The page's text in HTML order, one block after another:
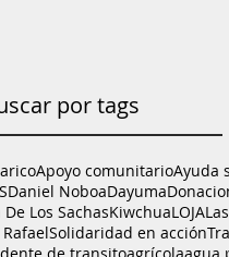
por tags
Apoyo comunitarioAyuda
Daniel NoboaDayuma
De Los SachasKiwchuaLOJA
Solidaridad en acción